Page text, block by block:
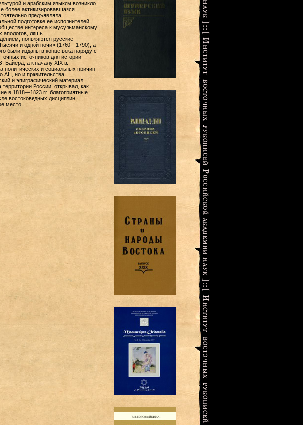
и арабским языком возникло
более активизировавшаяся
предъявляла
подготовке ее исполнителей,
интереса к мусульманскому
апологов, лишь
появляются русские
и одной ночи» (1760—1790), а
были изданы в конце века наряду с
источников для истории
Байера, а к началу XIX в.
политических и социальных причин
АН, но и правительства.
и эпиграфический материал
России, открывал, как
в 1818—1823 гг. благоприятные
востоковедных дисциплин
место...